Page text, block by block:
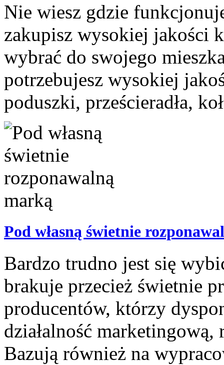
Nie wiesz gdzie
zakupisz wysokiej jakości
wybrać do swojego
potrzebujesz wysokiej
poduszki, prześcieradła,
Pod własną świetnie
Bardzo trudno jest się
brakuje przecież świetnie
producentów, którzy
działalność
Bazują również na